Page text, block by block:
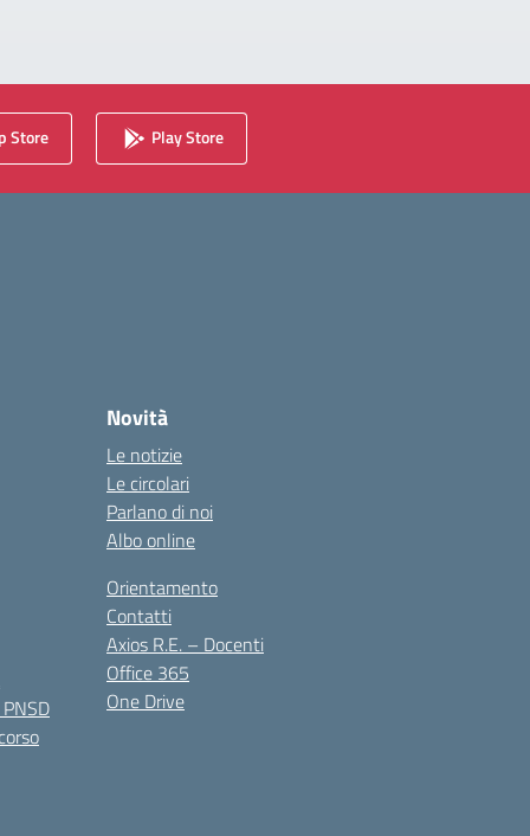
Store Play Store
Novità
Le notizie
Le circolari
Parlano di noi
Albo online
Orientamento
Contatti
Axios R.E. – Docenti
Office 365
One Drive